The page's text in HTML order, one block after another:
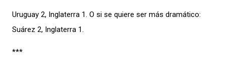
Uruguay 2, Inglaterra 1. O si se quiere ser más dramático:
Suárez 2, Inglaterra 1.
***